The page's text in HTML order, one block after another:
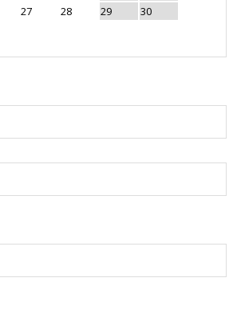
27 28 29
30